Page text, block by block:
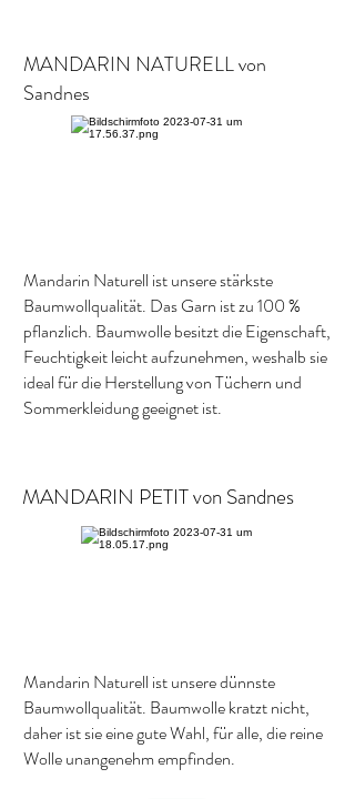
MANDARIN NATURELL von
Sandnes
Mandarin Naturell ist unsere stärkste
Baumwollqualität. Das Garn ist zu 100 %
pflanzlich. Baumwolle besitzt die Eigenschaft,
Feuchtigkeit leicht aufzunehmen, weshalb sie
ideal für die Herstellung von Tüchern und
Sommerkleidung geeignet ist.
MANDARIN PETIT von Sandnes
Mandarin Naturell ist unsere dünnste
Baumwollqualität. Baumwolle kratzt nicht,
daher ist sie eine gute Wahl, für alle, die reine
Wolle unangenehm empfinden.